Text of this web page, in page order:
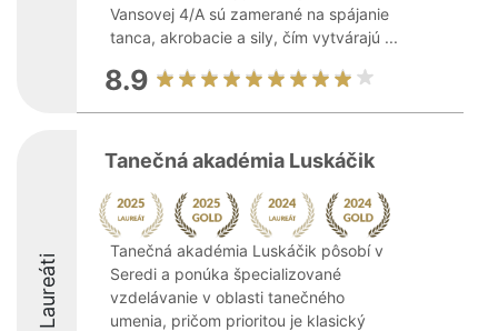
Vansovej 4/A sú zamerané na spájanie
tanca, akrobacie a sily, čím vytvárajú ...
8.9
Laureáti
Tanečná akadémia Luskáčik
Tanečná akadémia Luskáčik pôsobí v
Seredi a ponúka špecializované
vzdelávanie v oblasti tanečného
umenia, pričom prioritou je klasický